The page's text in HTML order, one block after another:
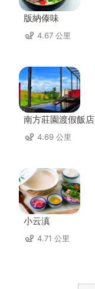
版納傣味
4.67 公里
南方莊園渡假飯店
4.69 公里
小云滇
4.71 公里